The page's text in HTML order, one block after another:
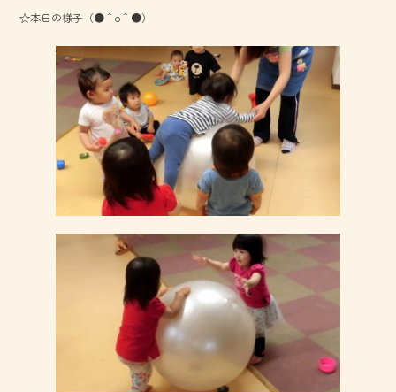
☆本日の様子（●＾o＾●）